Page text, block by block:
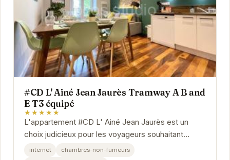
#CD L' Ainé Jean Jaurès Tramway A B and
E T3 équipé
★★★★★
L'appartement #CD L' Ainé Jean Jaurès est un
choix judicieux pour les voyageurs souhaitant
explorer Grenoble. Sa situation privilégiée, à...
internet
chambres-non-fumeurs